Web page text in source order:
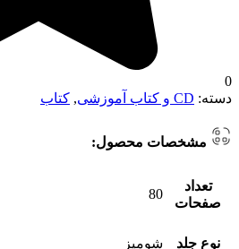
0
دسته: CD و کتاب آموزشی , کتاب
مشخصات محصول:
تعداد
صفحات
80
نوع جلد شومیز